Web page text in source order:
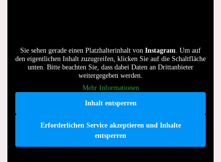
Sie sehen gerade einen Platzhalterinhalt von Instagram. Um auf
den eigentlichen Inhalt zuzugreifen, klicken Sie auf die Schaltfläche
unten. Bitte beachten Sie, dass dabei Daten an Drittanbieter
weitergegeben werden.
Mehr Informationen
Inhalt entsperren
Erforderlichen Service akzeptieren und Inhalte
entsperren